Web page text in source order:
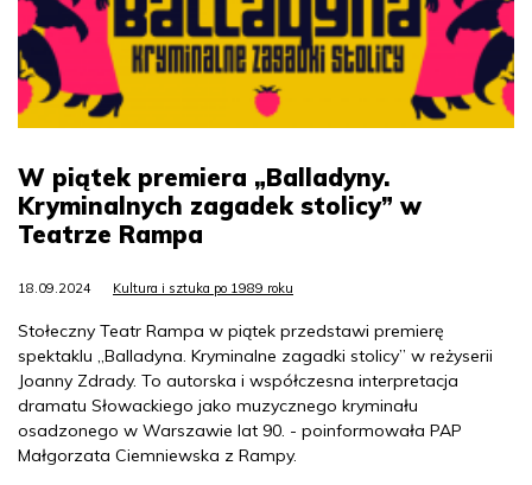
W piątek premiera „Balladyny.
Kryminalnych zagadek stolicy” w
Teatrze Rampa
18.09.2024 Kultura i sztuka po 1989 roku
Stołeczny Teatr Rampa w piątek przedstawi premierę
spektaklu „Balladyna. Kryminalne zagadki stolicy” w reżyserii
Joanny Zdrady. To autorska i współczesna interpretacja
dramatu Słowackiego jako muzycznego kryminału
osadzonego w Warszawie lat 90. - poinformowała PAP
Małgorzata Ciemniewska z Rampy.